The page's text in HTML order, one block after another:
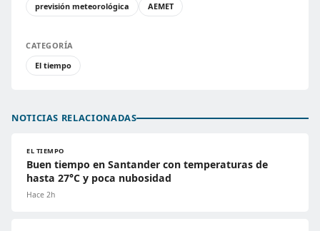
previsión meteorológica
AEMET
CATEGORÍA
El tiempo
NOTICIAS RELACIONADAS
EL TIEMPO
Buen tiempo en Santander con temperaturas de
hasta 27°C y poca nubosidad
Hace 2h